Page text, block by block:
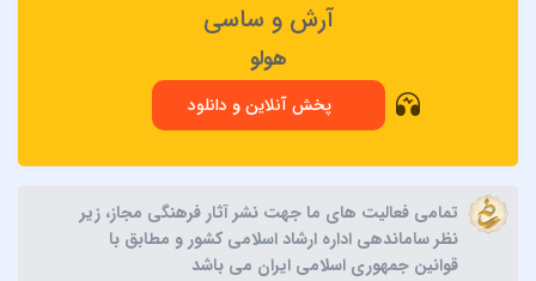
آرش و ساسی
هولو
پخش آنلاین و دانلود
تمامی فعالیت های ما جهت نشر آثار فرهنگی مجاز، زیر
نظر ساماندهی اداره ارشاد اسلامی کشور و مطابق با
قوانین جمهوری اسلامی ایران می باشد